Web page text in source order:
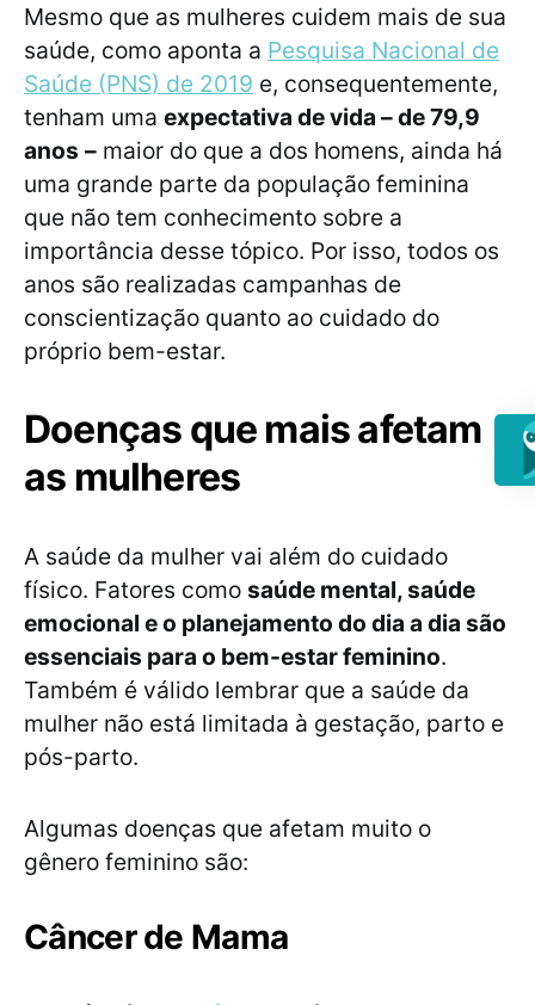
Mesmo que as mulheres cuidem mais de sua
saúde, como aponta a Pesquisa Nacional de
Saúde (PNS) de 2019 e, consequentemente,
tenham uma expectativa de vida – de 79,9
anos – maior do que a dos homens, ainda há
uma grande parte da população feminina
que não tem conhecimento sobre a
importância desse tópico. Por isso, todos os
anos são realizadas campanhas de
conscientização quanto ao cuidado do
próprio bem-estar.
Doenças que mais afetam
as mulheres
A saúde da mulher vai além do cuidado
físico. Fatores como saúde mental, saúde
emocional e o planejamento do dia a dia são
essenciais para o bem-estar feminino.
Também é válido lembrar que a saúde da
mulher não está limitada à gestação, parto e
pós-parto.
Algumas doenças que afetam muito o
gênero feminino são:
Câncer de Mama